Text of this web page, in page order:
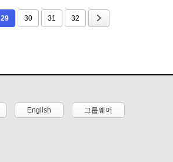
29 30 31 32
English 그룹웨어